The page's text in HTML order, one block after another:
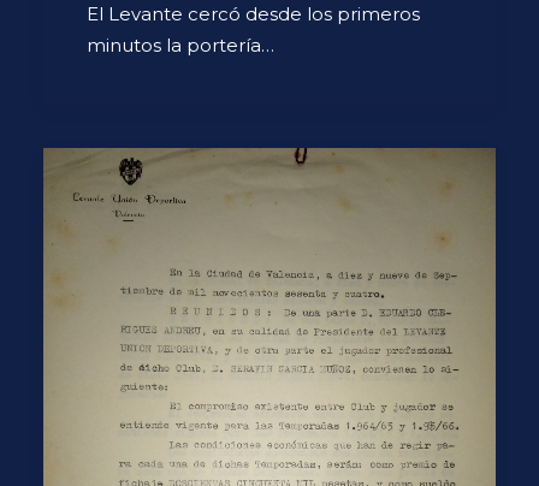
El Levante cercó desde los primeros
minutos la portería…